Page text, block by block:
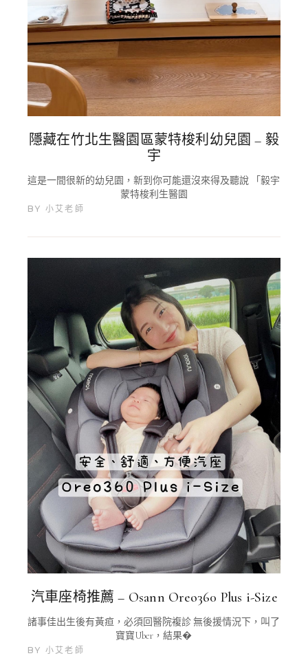
隱藏在竹北生醫園區蒙特梭利幼兒園 – 毅
宇
這是一間很新的幼兒園，新到你可能還沒來得及聽說 「毅宇
蒙特梭利生醫園
BY 小艾老師
汽車座椅推薦 – Osann Oreo360 Plus i-Size
諸事佳出生後有黃疸，必須回醫院複診 無後援情況下，叫了
寶寶Uber，結果�
BY 小艾老師